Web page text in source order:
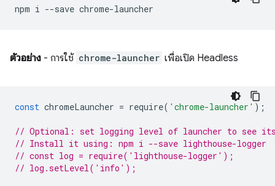
npm i --save
ตัวอย่าง - การใช้ chrome-launcher เพื่อเปิด Headless
const chromeLauncher = require( 'chrome-launcher' );
// Optional: set logging level of launcher to see
// Install it using: npm i --save lighthouse-logger
// const log = require('lighthouse-logger');
// log.setLevel('info');